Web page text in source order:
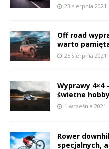
23 sierpnia 2021
Off road
warto
25 sierpnia 2021
Wyprawy
świetne
1 września 2021
Rower
specjalnych,